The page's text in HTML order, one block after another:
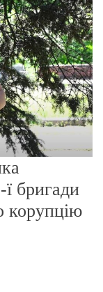
о
р
е
ж
и
м
у
бригади
корупцію